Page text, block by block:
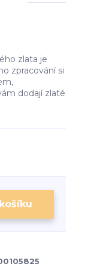
zlata je
zpracování si
dodají zlaté